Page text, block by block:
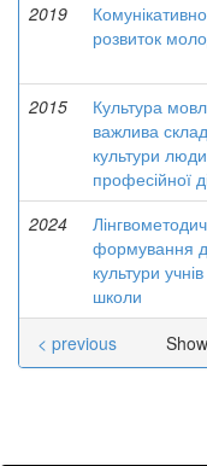
2019
розвиток
2015
Культура
важлива
культури
професійної
2024
формування
культури
школи
< previous